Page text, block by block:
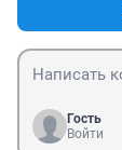
Гость
Войти